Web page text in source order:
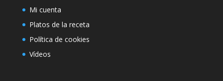
Mi cuenta
Platos de la receta
Política de cookies
Vídeos